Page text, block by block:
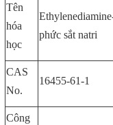
Tên
hóa
học
phức sắt natri
CAS
No.
16455-61-1
Công